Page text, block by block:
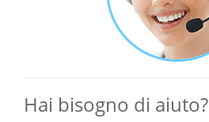
Hai bisogno di aiuto?